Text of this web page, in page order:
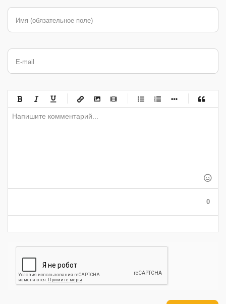
Имя (обязательное поле)
E-mail
-
-
-
-
0